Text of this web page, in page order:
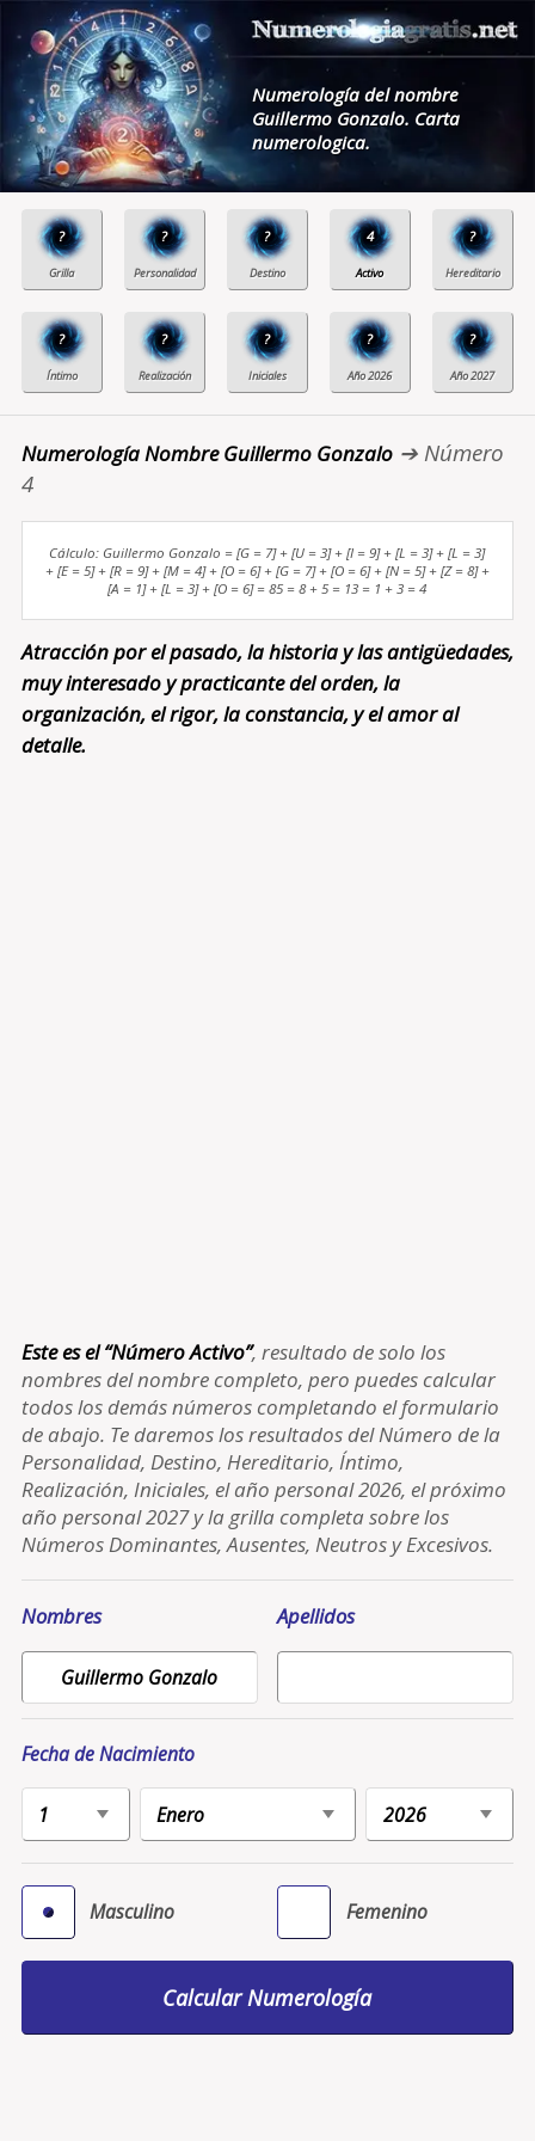
Numerología del nombre
Guillermo Gonzalo. Carta
numerologica.
? ? ? 4 ?
? ? ? ? ?
Numerología Nombre Guillermo Gonzalo➔ Número
4
Cálculo: Guillermo Gonzalo = [G = 7] + [U = 3] + [I = 9] + [L = 3] + [L = 3]
+ [E = 5] + [R = 9] + [M = 4] + [O = 6] + [G = 7] + [O = 6] + [N = 5] + [Z = 8] +
[A = 1] + [L = 3] + [O = 6] = 85 = 8 + 5 = 13 = 1 + 3 = 4
Atracción por el pasado, la historia y las antigüedades,
muy interesado y practicante del orden, la
organización, el rigor, la constancia, y el amor al
detalle.
Este es el “Número Activo”, resultado de solo los
nombres del nombre completo, pero puedes calcular
todos los demás números completando el formulario
de abajo. Te daremos los resultados del Número de la
Personalidad, Destino, Hereditario, Íntimo,
Realización, Iniciales, el año personal 2026, el próximo
año personal 2027 y la grilla completa sobre los
Números Dominantes, Ausentes, Neutros y Excesivos.
Nombres Apellidos
Fecha de Nacimiento
Masculino Femenino